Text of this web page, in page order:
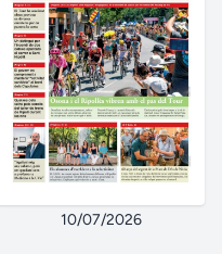
10/07/2026